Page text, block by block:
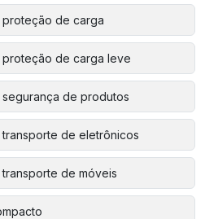
de carga
de carga leve
de produtos
de eletrônicos
de móveis